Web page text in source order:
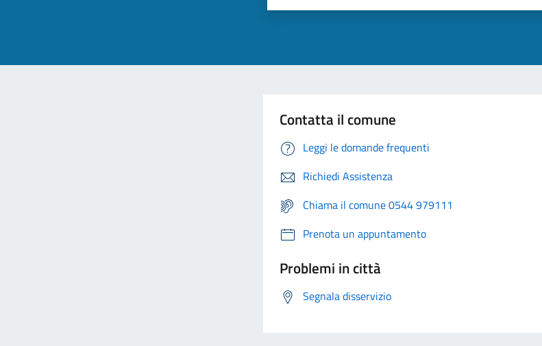
Contatta il comune
Leggi le domande frequenti
Richiedi Assistenza
Chiama il comune 0544 979111
Prenota un appuntamento
Problemi in città
Segnala disservizio